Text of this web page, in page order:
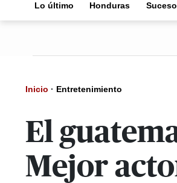
Lo último Honduras
Inicio · Entretenimiento
El
Mejor